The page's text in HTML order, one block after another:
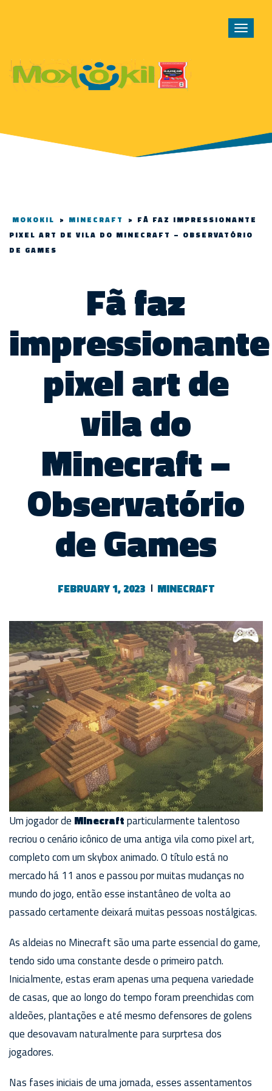
Toggle
MOKOKIL > MINECRAFT > FÃ FAZ IMPRESSIONANTE
PIXEL ART DE VILA DO MINECRAFT – OBSERVATÓRIO
DE GAMES
Fã faz
impressionante
pixel art de
vila do
Minecraft –
Observatório
de Games
FEBRUARY 1, 2023 MINECRAFT
Um jogador de Minecraftparticularmente talentoso
recriou o cenário icônico de uma antiga vila como pixel art,
completo com um skybox animado. O título está no
mercado há 11 anos e passou por muitas mudanças no
mundo do jogo, então esse instantâneo de volta ao
passado certamente deixará muitas pessoas nostálgicas.
As aldeias no Minecraft são uma parte essencial do game,
tendo sido uma constante desde o primeiro patch.
Inicialmente, estas eram apenas uma pequena variedade
de casas, que ao longo do tempo foram preenchidas com
aldeões, plantações e até mesmo defensores de golens
que desovavam naturalmente para surprtesa dos
jogadores.
Nas fases iniciais de uma jornada, esses assentamentos